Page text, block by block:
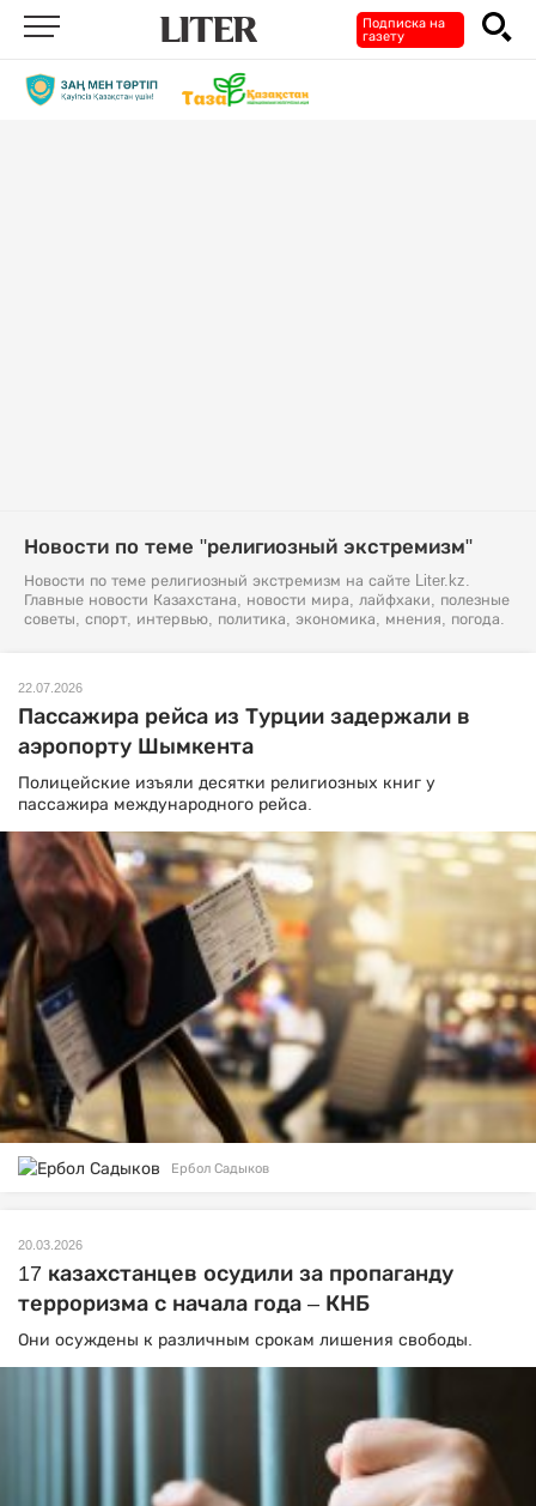
Подписка на
газету
Новости по теме "религиозный экстремизм"
Новости по теме религиозный экстремизм на сайте Liter.kz.
Главные новости Казахстана, новости мира, лайфхаки, полезные
советы, спорт, интервью, политика, экономика, мнения, погода.
22.07.2026
Пассажира рейса из Турции задержали в
аэропорту Шымкента
Полицейские изъяли десятки религиозных книг у
пассажира международного рейса.
Ербол Садыков
20.03.2026
17 казахстанцев осудили за пропаганду
терроризма с начала года – КНБ
Они осуждены к различным срокам лишения свободы.